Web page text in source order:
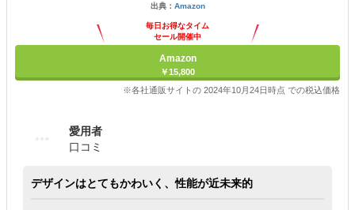
出典： Amazon
毎日お得なタイム
セール開催中
Amazon
￥15,800
※各社通販サイトの 2024年10月24日時点 での税込価格
愛用者
口コミ
デザインはとてもかわいく、性能が近未来的